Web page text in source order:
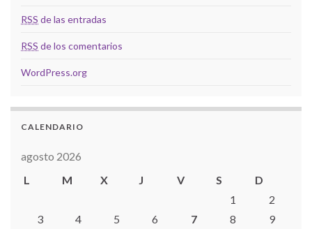
RSS de las entradas
RSS de los comentarios
WordPress.org
CALENDARIO
agosto 2026
L
M X J V S
D
1
2
3
4 5 6 7 8 9